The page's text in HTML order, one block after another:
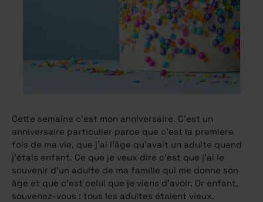
Cette semaine c’est mon anniversaire. C’est un
anniversaire particulier parce que c’est la première
fois de ma vie, que j’ai l’âge qu’avait un adulte quand
j’étais enfant. Ce que je veux dire c’est que j’ai le
souvenir d’un adulte de ma famille qui me donne son
âge et que c’est celui que je viens d’avoir. Or enfant,
souvenez-vous : tous les adultes étaient vieux.